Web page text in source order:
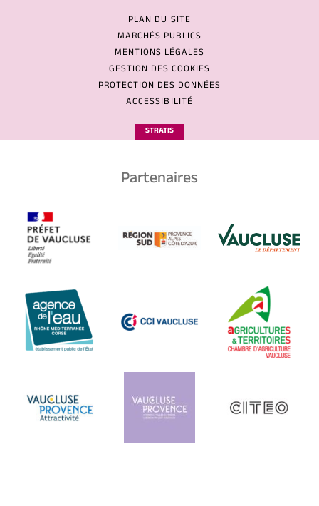
PLAN DU SITE
MARCHÉS PUBLICS
MENTIONS LÉGALES
GESTION DES COOKIES
PROTECTION DES DONNÉES
ACCESSIBILITÉ
STRATIS
Partenaires